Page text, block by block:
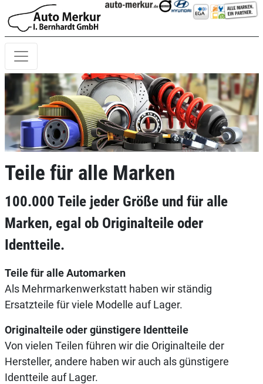
Teile für alle Marken
100.000 Teile jeder Größe und für alle
Marken, egal ob Originalteile oder
Identteile.
Teile für alle Automarken
Als Mehrmarkenwerkstatt haben wir ständig
Ersatzteile für viele Modelle auf Lager.
Originalteile oder günstigere Identteile
Von vielen Teilen führen wir die Originalteile der
Hersteller, andere haben wir auch als günstigere
Identteile auf Lager.